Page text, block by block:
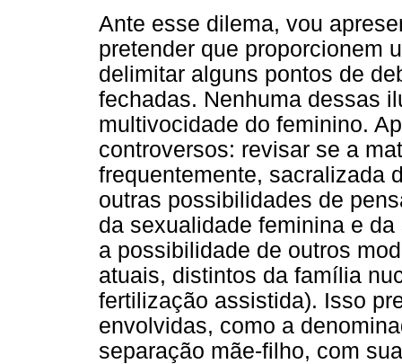
Ante esse dilema, vou
pretender que proporcionem
delimitar alguns pontos de
fechadas. Nenhuma dessas
multivocidade do feminino.
controversos: revisar se a
frequentemente, sacralizada
outras possibilidades de
da sexualidade feminina e
a possibilidade de outros
atuais, distintos da família
fertilização assistida). Isso
envolvidas, como a
separação mãe-filho, com